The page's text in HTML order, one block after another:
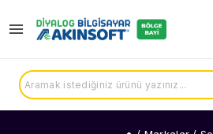
KATEGORİLER
Hesaplamalı
Teraziler